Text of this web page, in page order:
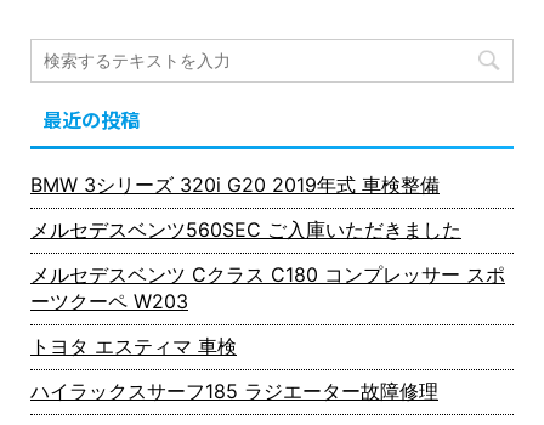
最近の投稿
BMW 3シリーズ 320i G20 2019年式 車検整備
メルセデスベンツ560SEC ご入庫いただきました
メルセデスベンツ Cクラス C180 コンプレッサー スポ
ーツクーペ W203
トヨタ エスティマ 車検
ハイラックスサーフ185 ラジエーター故障修理